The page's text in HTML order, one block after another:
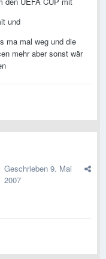
und
ma mal weg und die
mehr aber sonst wär
Geschrieben 9. Mai
2007